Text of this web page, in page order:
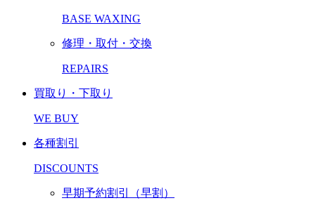
BASE WAXING
修理・取付・交換
REPAIRS
買取り・下取り
WE BUY
各種割引
DISCOUNTS
早期予約割引（早割）